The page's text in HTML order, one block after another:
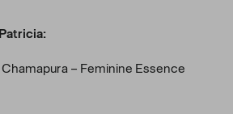
– Feminine Essence